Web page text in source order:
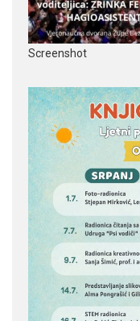
Screenshot